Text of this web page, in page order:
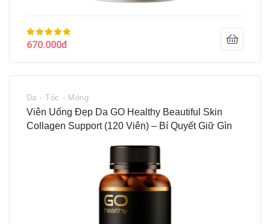
670.000đ
Da - Tóc - Móng
Viên Uống Đẹp Da GO Healthy Beautiful Skin
Collagen Support (120 Viên) – Bí Quyết Giữ Gìn